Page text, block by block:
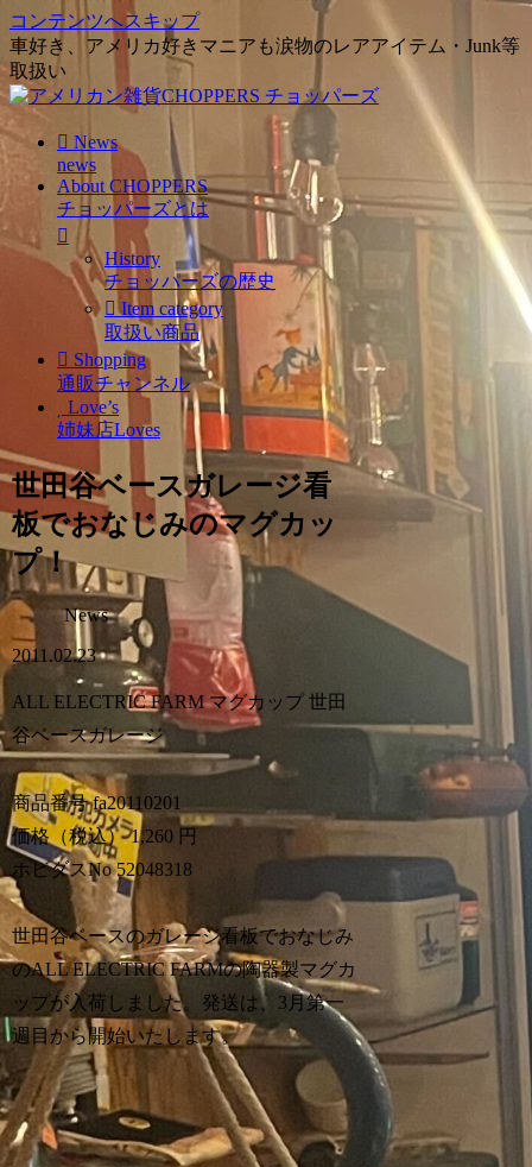
コンテンツへスキップ
車好き、アメリカ好きマニアも涙物のレアアイテム・Junk等
取扱い
News
news
About CHOPPERS
チョッパーズとは
History
チョッパーズの歴史
Item category
取扱い商品
Shopping
通販チャンネル
Love’s
姉妹店Loves
世田谷ベースガレージ看
板でおなじみのマグカッ
プ！
News
2011.02.23
ALL ELECTRIC FARM マグカップ 世田
谷ベースガレージ
商品番号 fa20110201
価格（税込） 1,260 円
ホビダスNo 52048318
世田谷ベースのガレージ看板でおなじみ
のALL ELECTRIC FARMの陶器製マグカ
ップが入荷しました。発送は、3月第一
週目から開始いたします。